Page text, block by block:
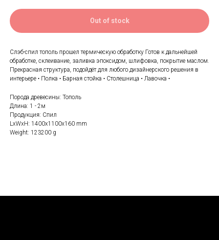
Out of stock
Слэб-спил тополь прошел термическую обработку Готов к дальнейшей
обработке, склеивание, заливка эпоксидом, шлифовка, покрытие маслом.
Прекрасная структура, подойдёт для любого дизайнерского решения в
интерьере • Полка • Барная стойка • Столешница • Лавочка •
Порода древесины: Тополь
Длина: 1 - 2м
Продукция: Спил
LxWxH: 1400x1100x160 mm
Weight: 123200 g